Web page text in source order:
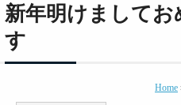
新年明けまして
す
Home